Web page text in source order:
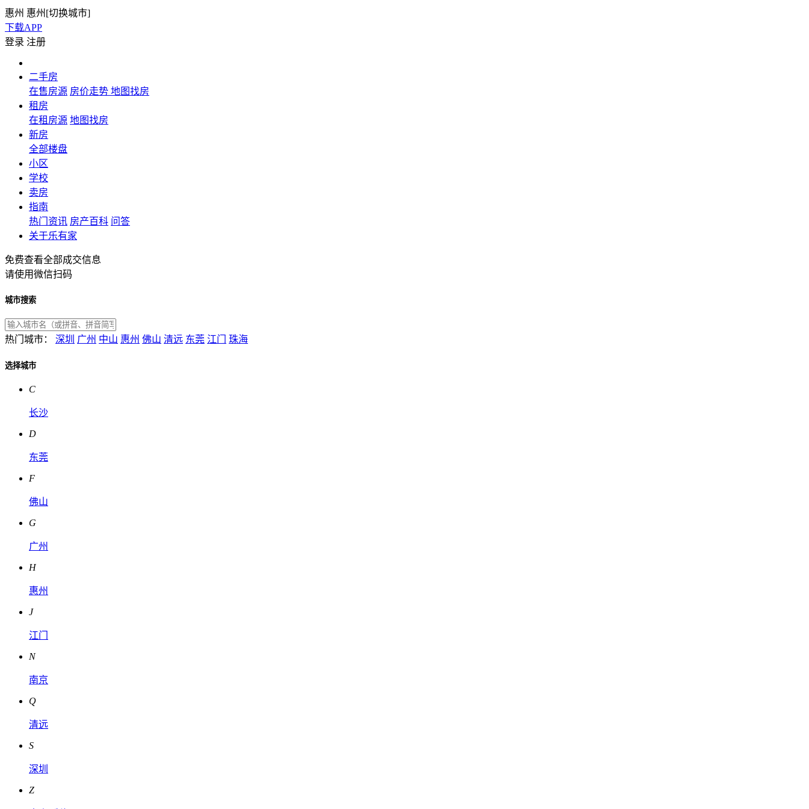
惠州 惠州[切换城市]
下载APP
登录 注册
二手房
在售房源 房价走势 地图找房
租房
在租房源 地图找房
新房
全部楼盘
小区
学校
卖房
指南
热门资讯 房产百科 问答
关于乐有家
免费查看全部成交信息
请使用微信扫码
城市搜索
热门城市： 深圳 广州 中山 惠州 佛山 清远 东莞 江门 珠海
选择城市
C
长沙
D
东莞
F
佛山
G
广州
H
惠州
J
江门
N
南京
Q
清远
S
深圳
Z